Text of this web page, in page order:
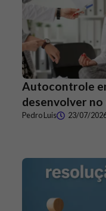
Autocontrole
desenvolver
Pedro Luis 23/07/